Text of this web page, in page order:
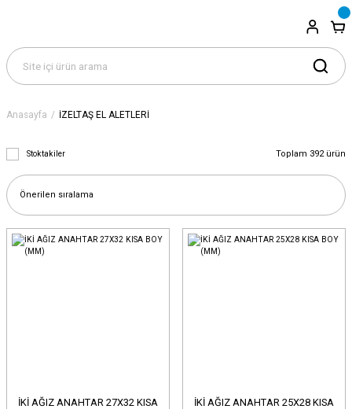
Anasayfa İZELTAŞ EL ALETLERİ
Stoktakiler Toplam 392 ürün
İKİ AĞIZ ANAHTAR 27X32 KISA
İKİ AĞIZ ANAHTAR 25X28 KISA